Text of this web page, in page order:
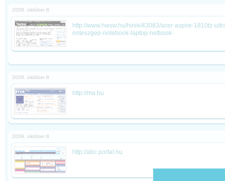
2009. október 8
http://www.hwsw.hu/hirek/43083/acer-aspire-1810tz-
noteszgep-notebook-laptop-netbook-
2009. október 8
http://ma.hu
2009. október 8
http://abc.portal.hu